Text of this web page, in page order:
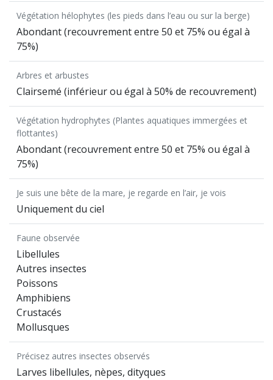
Végétation hélophytes (les pieds dans l’eau ou sur la berge)
Abondant (recouvrement entre 50 et 75% ou égal à
75%)
Arbres et arbustes
Clairsemé (inférieur ou égal à 50% de recouvrement)
Végétation hydrophytes (Plantes aquatiques immergées et
flottantes)
Abondant (recouvrement entre 50 et 75% ou égal à
75%)
Je suis une bête de la mare, je regarde en l’air, je vois
Uniquement du ciel
Faune observée
Libellules
Autres insectes
Poissons
Amphibiens
Crustacés
Mollusques
Précisez autres insectes observés
Larves libellules, nèpes, dityques